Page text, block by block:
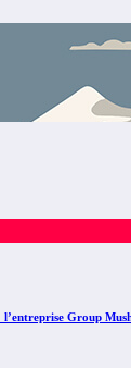
Group